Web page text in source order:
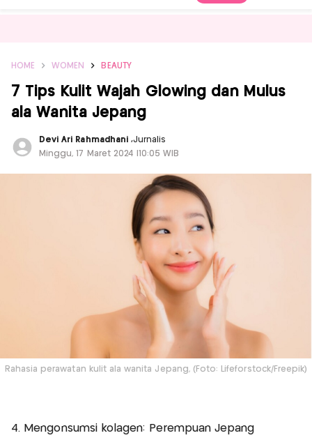
HOME WOMEN BEAUTY
7 Tips Kulit Wajah Glowing dan Mulus
ala Wanita Jepang
Devi Ari Rahmadhani ,Jurnalis
Minggu, 17 Maret 2024 |10:05 WIB
Rahasia perawatan kulit ala wanita Jepang, (Foto: Lifeforstock/Freepik)
4. Mengonsumsi kolagen: Perempuan Jepang